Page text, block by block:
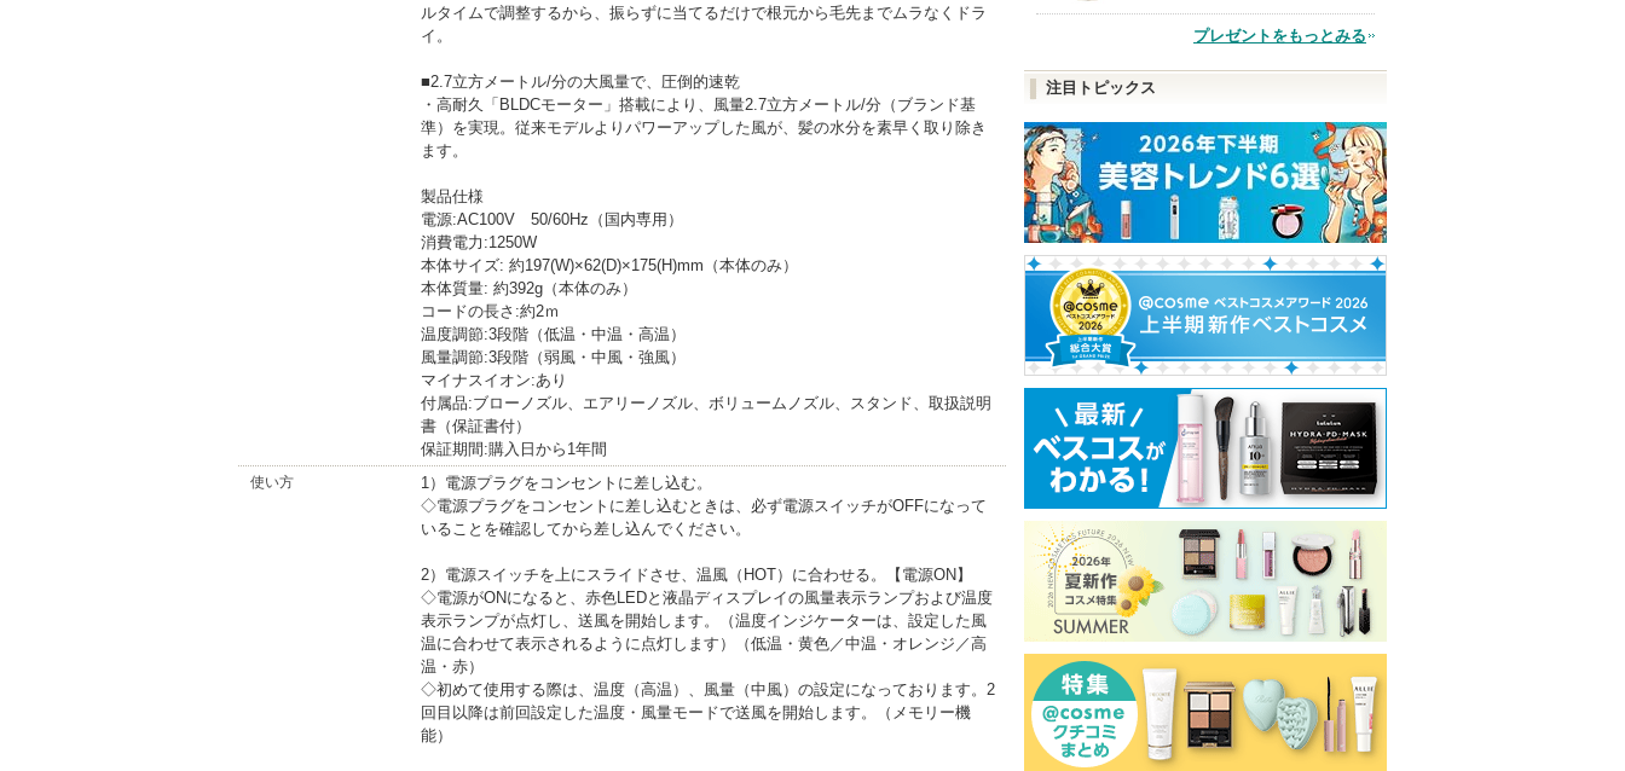
ルタイムで調整するから、振らずに当てるだけで根元から毛先までムラなくドラ
イ。
■2.7立方メートル/分の大風量で、圧倒的速乾
・高耐久「BLDCモーター」搭載により、風量2.7立方メートル/分（ブランド基
準）を実現。従来モデルよりパワーアップした風が、髪の水分を素早く取り除き
ます。
製品仕様
電源:AC100V 50/60Hz（国内専用）
消費電力:1250W
本体サイズ: 約197(W)×62(D)×175(H)mm（本体のみ）
本体質量: 約392g（本体のみ）
コードの長さ:約2ｍ
温度調節:3段階（低温・中温・高温）
風量調節:3段階（弱風・中風・強風）
マイナスイオン:あり
付属品:ブローノズル、エアリーノズル、ボリュームノズル、スタンド、取扱説明
書（保証書付）
保証期間:購入日から1年間
使い方
1）電源プラグをコンセントに差し込む。
◇電源プラグをコンセントに差し込むときは、必ず電源スイッチがOFFになって
いることを確認してから差し込んでください。
2）電源スイッチを上にスライドさせ、温風（HOT）に合わせる。【電源ON】
◇電源がONになると、赤色LEDと液晶ディスプレイの風量表示ランプおよび温度
表示ランプが点灯し、送風を開始します。（温度インジケーターは、設定した風
温に合わせて表示されるように点灯します）（低温・黄色／中温・オレンジ／高
温・赤）
◇初めて使用する際は、温度（高温）、風量（中風）の設定になっております。2
回目以降は前回設定した温度・風量モードで送風を開始します。（メモリー機
能）
品
プレゼントをもっとみる
注目トピックス